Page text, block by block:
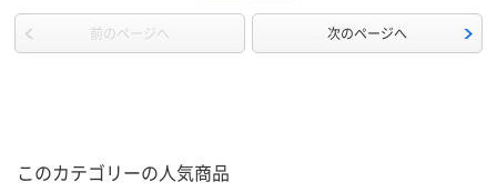
前のページへ 次のページへ
このカテゴリーの人気商品